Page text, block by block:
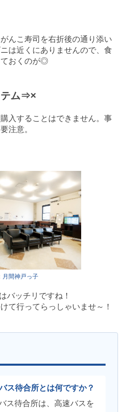
んこ寿司を右折後の通り添い
は近くにありませんので、食
ておくのが◎
ム⇒×
入することはできません。事
注意。
月間神戸っ子
バッチリですね！
て行ってらっしゃいませ～！
ス待合所とは何ですか？
ス待合所は、高速バスを